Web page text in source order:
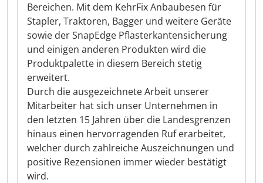
Bereichen. Mit dem KehrFix Anbaubesen für
Stapler, Traktoren, Bagger und weitere Geräte
sowie der SnapEdge Pflasterkantensicherung
und einigen anderen Produkten wird die
Produktpalette in diesem Bereich stetig
erweitert.
Durch die ausgezeichnete Arbeit unserer
Mitarbeiter hat sich unser Unternehmen in
den letzten 15 Jahren über die Landesgrenzen
hinaus einen hervorragenden Ruf erarbeitet,
welcher durch zahlreiche Auszeichnungen und
positive Rezensionen immer wieder bestätigt
wird.